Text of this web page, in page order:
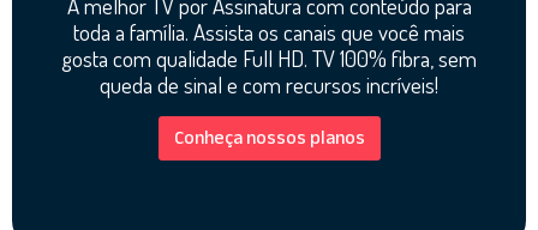
toda a família. Assista os canais que você mais
gosta com qualidade Full HD. TV 100% fibra, sem
queda de sinal e com recursos incríveis!
Conheça nossos planos